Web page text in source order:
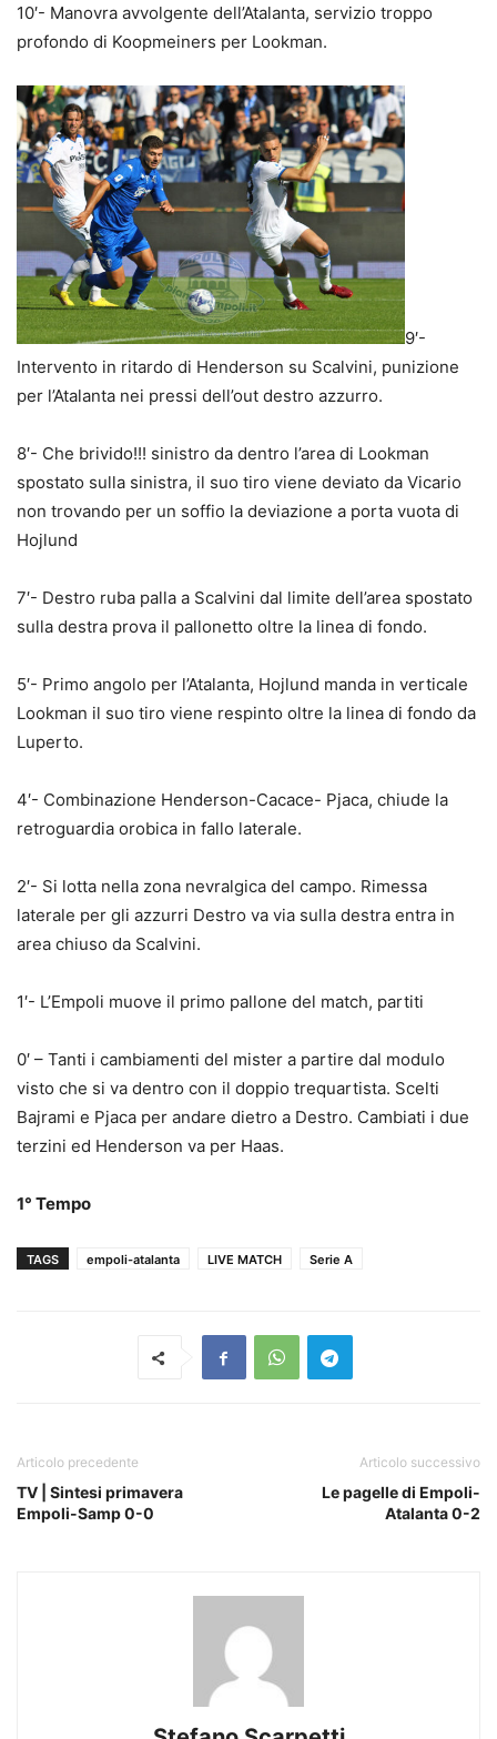
10′- Manovra avvolgente dell’Atalanta, servizio troppo
profondo di Koopmeiners per Lookman.
9′-
Intervento in ritardo di Henderson su Scalvini, punizione
per l’Atalanta nei pressi dell’out destro azzurro.
8′- Che brivido!!! sinistro da dentro l’area di Lookman
spostato sulla sinistra, il suo tiro viene deviato da Vicario
non trovando per un soffio la deviazione a porta vuota di
Hojlund
7′- Destro ruba palla a Scalvini dal limite dell’area spostato
sulla destra prova il pallonetto oltre la linea di fondo.
5′- Primo angolo per l’Atalanta, Hojlund manda in verticale
Lookman il suo tiro viene respinto oltre la linea di fondo da
Luperto.
4′- Combinazione Henderson-Cacace- Pjaca, chiude la
retroguardia orobica in fallo laterale.
2′- Si lotta nella zona nevralgica del campo. Rimessa
laterale per gli azzurri Destro va via sulla destra entra in
area chiuso da Scalvini.
1′- L’Empoli muove il primo pallone del match, partiti
0′ – Tanti i cambiamenti del mister a partire dal modulo
visto che si va dentro con il doppio trequartista. Scelti
Bajrami e Pjaca per andare dietro a Destro. Cambiati i due
terzini ed Henderson va per Haas.
1° Tempo
TAGS empoli-atalanta LIVE MATCH Serie A
Articolo precedente
TV | Sintesi primavera
Empoli-Samp 0-0
Articolo successivo
Le pagelle di Empoli-
Atalanta 0-2